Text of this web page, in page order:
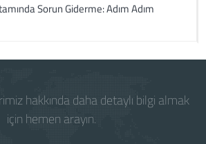
Sorun Giderme: Adım Adım
hakkında daha detaylı bilgi almak
için hemen arayın.